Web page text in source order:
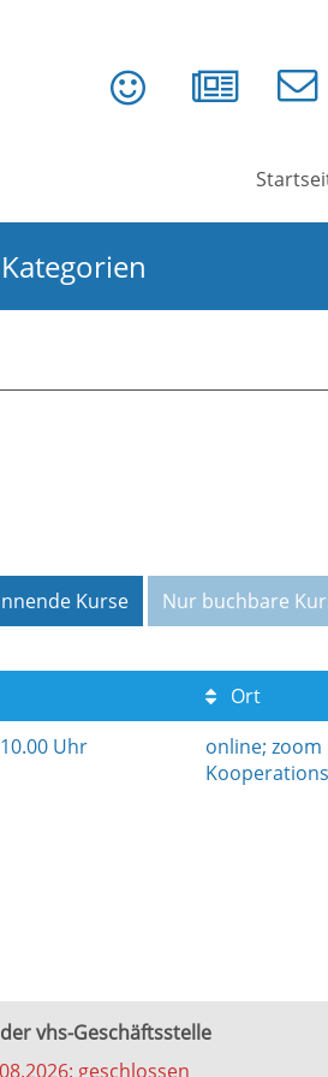
Kategorien
Kurse Nur buchbare
Ort
Uhr
online;
vhs-Geschäftsstelle
geschlossen